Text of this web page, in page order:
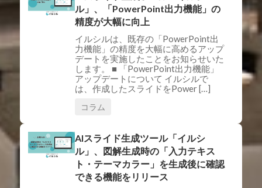
ル」、「PowerPoint出力機能」の
精度が大幅に向上
イルシルは、既存の「PowerPoint出
力機能」の精度を大幅に高めるアップ
デートを実施したことをお知らせいた
します。 ■ 「PowerPoint出力機能」
アップデートについて イルシルで
は、作成したスライドをPower […]
コラム
AIスライド生成ツール「イルシ
ル」、図解生成時の「入力テキス
ト・テーマカラー」を生成後に確認
できる機能をリリース